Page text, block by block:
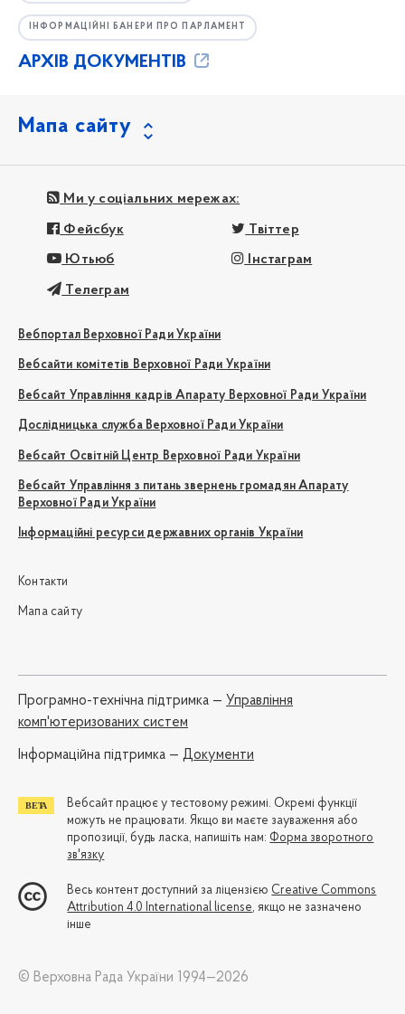
ІНФОРМАЦІЙНІ БАНЕРИ ПРО ПАРЛАМЕНТ
АРХІВ ДОКУМЕНТІВ
Мапа сайту
Ми у соціальних мережах:
Фейсбук Твіттер
Ютьюб Інстаграм
Телеграм
Вебпортал Верховної Ради України
Вебсайти комітетів Верховної Ради України
Вебсайт Управління кадрів Апарату Верховної Ради України
Дослідницька служба Верховної Ради України
Вебсайт Освітній Центр Верховної Ради України
Вебсайт Управління з питань звернень громадян Апарату
Верховної Ради України
Інформаційні ресурси державних органів України
Контакти
Мапа сайту
Програмно-технічна підтримка — Управління
комп'ютеризованих систем
Iнформаційна підтримка — Документи
Вебсайт працює у тестовому режимі. Окремі функції
можуть не працювати. Якщо ви маєте зауваження або
пропозиції, будь ласка, напишіть нам: Форма зворотного
зв'язку
Весь контент доступний за ліцензією Creative Commons
Attribution 4.0 International license, якщо не зазначено
інше
© Верховна Рада України 1994—2026